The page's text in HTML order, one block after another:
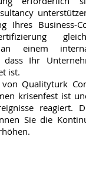
Ihres Business-
an einem
Ihr
ist.
Qualityturk
krisenfest ist
reagiert.
Sie die